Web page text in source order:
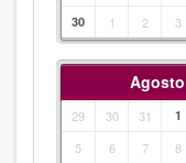
30
1 2 3
29 30 31 1
5 6 7 8